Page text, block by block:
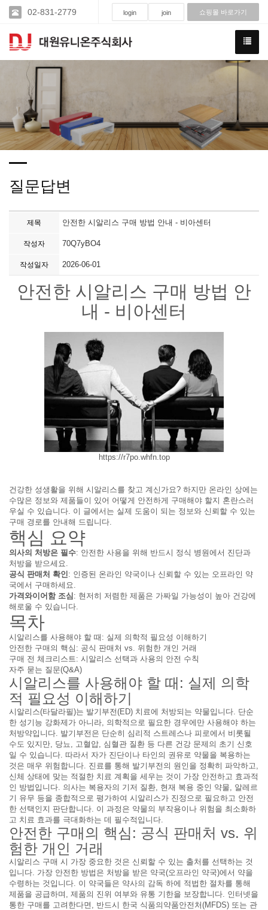
02-831-2779 login join 쇼핑몰 바로가기
질문답변
제목 안전한 시알리스 구매 방법 안내 - 비아센터
작성자 70Q7yBO4
작성일자 2026-06-01
안전한 시알리스 구매 방법 안
내 - 비아센터
https://r7po.whfn.top
건강한 성생활을 위해 시알리스를 찾고 계신가요? 하지만 온라인 상에는
수많은 정보와 제품들이 있어 어떻게 안전하게 구매해야 할지 혼란스러
우실 수 있습니다. 이 글에서는 실제 도움이 되는 정보와 신뢰할 수 있는
구매 경로를 안내해 드립니다.
핵심 요약
의사의 처방은 필수: 안전한 사용을 위해 반드시 정식 병원에서 진단과
처방을 받으세요.
공식 판매처 확인: 인증된 온라인 약국이나 신뢰할 수 있는 오프라인 약
국에서 구매하세요.
가격와이어함 조심 : 현저히 저렴한 제품은 가짜일 가능성이 높아 건강에
해로울 수 있습니다.
목차
시알리스를 사용해야 할 때: 실제 의학적 필요성 이해하기
안전한 구매의 핵심: 공식 판매처 vs. 위험한 개인 거래
구매 전 체크리스트: 시알리스 선택과 사용의 안전 수칙
자주 묻는 질문(Q&A)
시알리스를 사용해야 할 때: 실제 의학
적 필요성 이해하기
시알리스(타달라필)는 발기부전(ED) 치료에 처방되는 약물입니다. 단순
한 성기능 강화제가 아니라, 의학적으로 필요한 경우에만 사용해야 하는
처방약입니다. 발기부전은 단순히 심리적 스트레스나 피로에서 비롯될
수도 있지만, 당뇨, 고혈압, 심혈관 질환 등 다른 건강 문제의 초기 신호
일 수 있습니다. 따라서 자가 진단이나 타인의 권유로 약물을 복용하는
것은 매우 위험합니다. 진료를 통해 발기부전의 원인을 정확히 파악하고,
신체 상태에 맞는 적절한 치료 계획을 세우는 것이 가장 안전하고 효과적
인 방법입니다. 의사는 복용자의 기저 질환, 현재 복용 중인 약물, 알레르
기 유무 등을 종합적으로 평가하여 시알리스가 진정으로 필요하고 안전
한 선택인지 판단합니다. 이 과정은 약물의 부작용이나 위험을 최소화하
고 치료 효과를 극대화하는 데 필수적입니다.
안전한 구매의 핵심: 공식 판매처 vs. 위
험한 개인 거래
시알리스 구매 시 가장 중요한 것은 신뢰할 수 있는 출처를 선택하는 것
입니다. 가장 안전한 방법은 처방을 받은 약국(오프라인 약국)에서 약을
수령하는 것입니다. 이 약국들은 약사의 감독 하에 적법한 절차를 통해
제품을 공급하며, 제품의 진위 여부와 유통 기한을 보장합니다. 인터넷을
통한 구매를 고려한다면, 반드시 한국 식품의약품안전처(MFDS) 또는 관